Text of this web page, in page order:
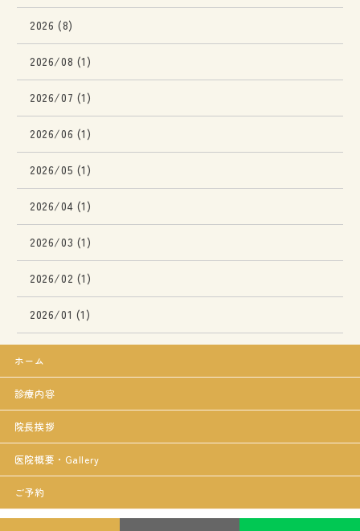
2026 (8)
2026/08 (1)
2026/07 (1)
2026/06 (1)
2026/05 (1)
2026/04 (1)
2026/03 (1)
2026/02 (1)
2026/01 (1)
ホーム
診療内容
院長挨拶
医院概要・Gallery
ご予約